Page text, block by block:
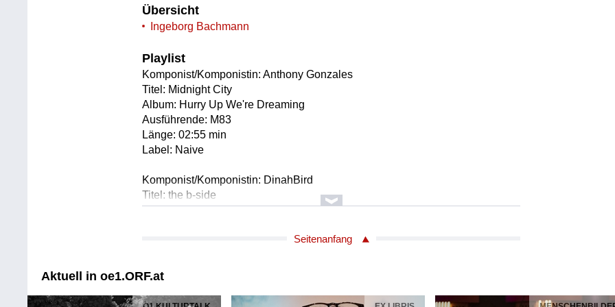
Übersicht
Ingeborg Bachmann
Playlist
Komponist/Komponistin: Anthony Gonzales
Titel: Midnight City
Album: Hurry Up We're Dreaming
Ausführende: M83
Länge: 02:55 min
Label: Naive
Komponist/Komponistin: DinahBird
Titel: the b-side
Ausführende: DinahBird
Komponist/Komponistin: DinahBird
Ausführende: DinahBird
Seitenanfang
Aktuell in oe1.ORF.at